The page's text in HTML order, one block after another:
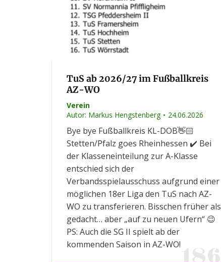
TuS ab 2026/27 im Fußballkreis
AZ-WO
Verein
Autor: Markus Hengstenberg 24.06.2026
Bye bye Fußballkreis KL-DOB👋🏻
Stetten/Pfalz goes Rheinhessen ✔️ Bei
der Klasseneinteilung zur A-Klasse
entschied sich der
Verbandsspielausschuss aufgrund einer
möglichen 18er Liga den TuS nach AZ-
WO zu transferieren. Bisschen früher als
gedacht… aber „auf zu neuen Ufern“ 😉
PS: Auch die SG II spielt ab der
kommenden Saison in AZ-WO!